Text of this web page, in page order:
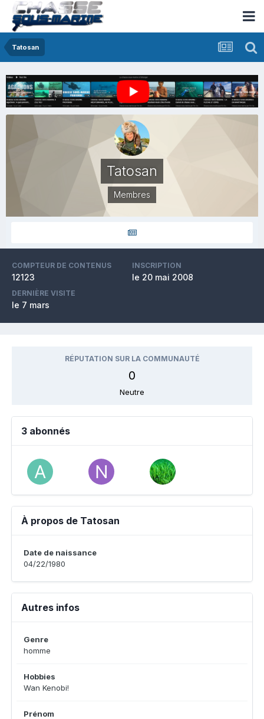
Tatosan
Tatosan
Membres
COMPTEUR DE CONTENUS
12123
INSCRIPTION
le 20 mai 2008
DERNIÈRE VISITE
le 7 mars
RÉPUTATION SUR LA COMMUNAUTÉ
0
Neutre
3 abonnés
À propos de Tatosan
Date de naissance
04/22/1980
Autres infos
Genre
homme
Hobbies
Wan Kenobi!
Prénom